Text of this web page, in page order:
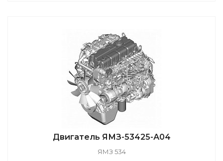
Двигатель ЯМЗ-53425-А04
ЯМЗ 534